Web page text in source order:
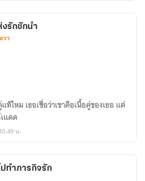
งรักชักนำ
วว
ท้ไหม เธอเชื่อว่าเขาคือเนื้อคู่ของเธอ แต่
แดด
น.
ปทำภารกิจรัก